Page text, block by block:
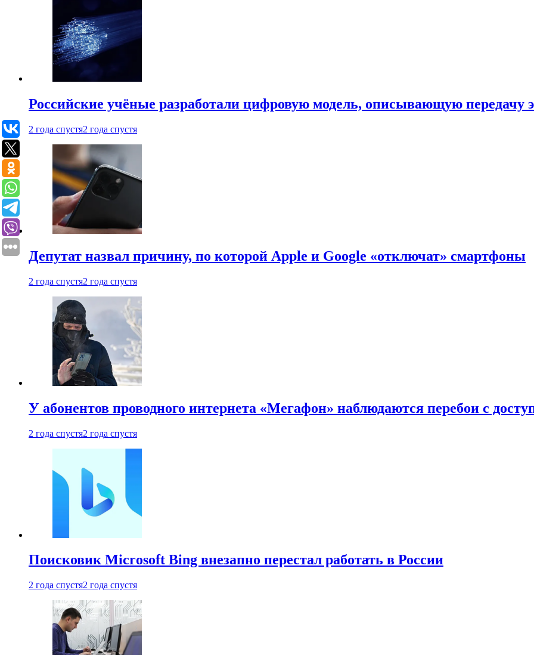
Российские учёные разработали цифровую модель, описывающую передачу
2 года спустя2 года спустя
Депутат назвал причину, по которой Apple и Google «отключат» смартфоны
2 года спустя2 года спустя
У абонентов проводного интернета «Мегафон» наблюдаются перебои с
2 года спустя2 года спустя
Поисковик Microsoft Bing внезапно перестал работать в России
2 года спустя2 года спустя